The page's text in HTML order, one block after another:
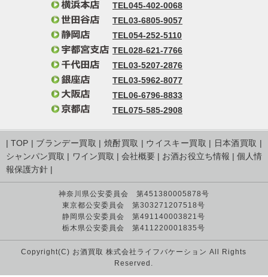
TEL045-402-0068
TEL03-6805-9057
TEL054-252-5110
TEL028-621-7766
TEL03-5207-2876
TEL03-5962-8077
TEL06-6796-8833
TEL075-585-2908
|TOP | ブランデー買取 | 焼酎買取 | ウイスキー買取 | 日本酒買取 |
シャンパン買取 | ワイン買取 | 会社概要 | お酒お役立ち情報 | 個人情
報保護方針 |
神奈川県公安委員会 第451380005878号
東京都公安委員会 第303271207518号
静岡県公安委員会 第491140003821号
栃木県公安委員会 第411220001835号
Copyright(C) お酒買取 株式会社ライフバケーション All Rights
Reserved.